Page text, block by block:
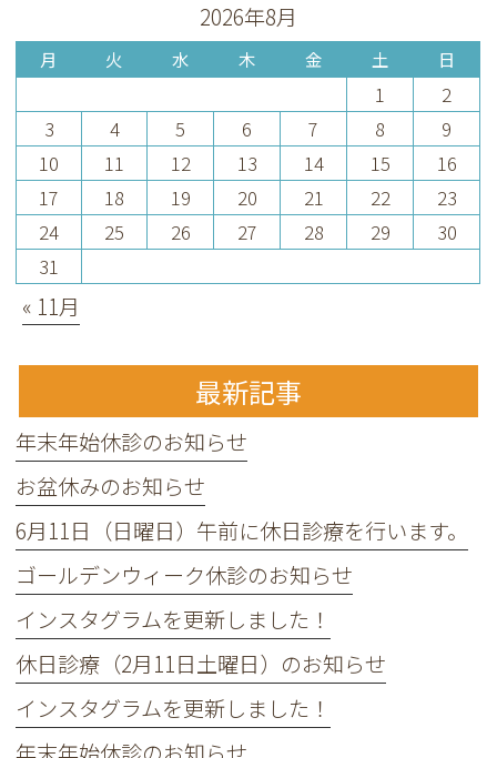
2026年8月
月 火 水 木 金 土 日
1
2
3
4 5 6 7 8
9
10
11 12 13 14 15
16
17
18 19 20 21 22
23
24
25 26 27 28 29
30
31
« 11月
最新記事
年末年始休診のお知らせ
お盆休みのお知らせ
6月11日（日曜日）午前に休日診療を行います。
ゴールデンウィーク休診のお知らせ
インスタグラムを更新しました！
休日診療（2月11日土曜日）のお知らせ
インスタグラムを更新しました！